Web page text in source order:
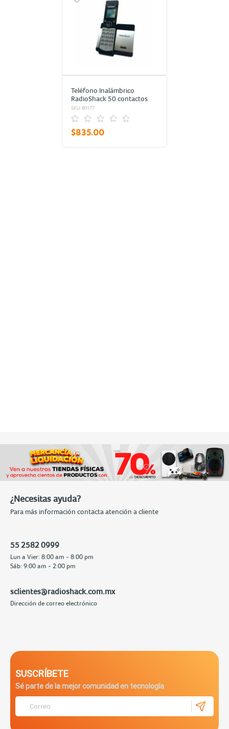
Teléfono Inalámbrico
RadioShack 50 contactos
Plata
SKU: 80177
$835.00
¿Necesitas ayuda?
Para más información contacta atención a cliente
55 2582 0999
Lun a Vier: 8:00 am - 8:00 pm
Sáb: 9:00 am - 2:00 pm
sclientes@radioshack.com.mx
Dirección de correo electrónico
SUSCRÍBETE
Sé parte de la mejor comunidad en tecnología